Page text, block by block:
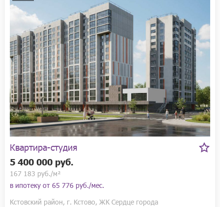
Квартира-студия
5 400 000 руб.
167 183 руб./м²
в ипотеку от 65 776 руб./мес.
Кстовский район, г. Кстово, ЖК Сердце города